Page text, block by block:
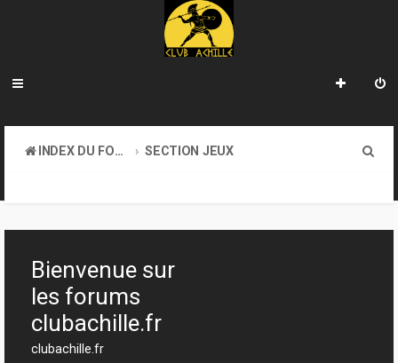
INDEX DU FORUM
SECTION JEUX
h
Bienvenue sur
les forums
clubachille.fr
clubachille.fr